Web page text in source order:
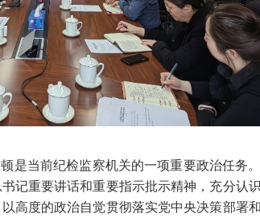
是当前纪检监察机关的一项重要政治任务
记重要讲话和重要指示批示精神，充分认
高度的政治自觉贯彻落实党中央决策部署